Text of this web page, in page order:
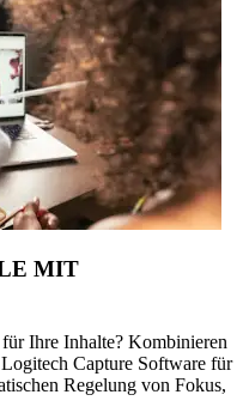
MIT
Ihre Inhalte? Kombinieren
Capture Software für
Regelung von Fokus,